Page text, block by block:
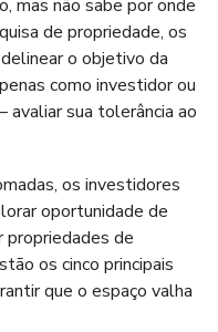
, mas não sabe por onde
de propriedade, os
o objetivo da
como investidor ou
avaliar sua tolerância ao
os investidores
oportunidade de
propriedades de
os cinco principais
que o espaço valha